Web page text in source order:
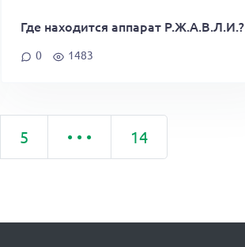
Где находится аппарат Р.Ж.А.В.Л.И.?
0 1483
5 • • • 14